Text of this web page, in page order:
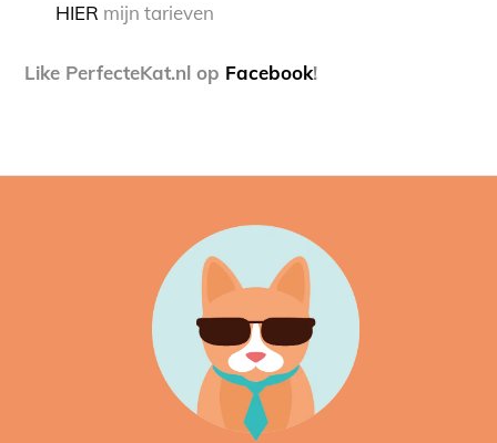
HIER mijn tarieven
Like PerfecteKat.nl op Facebook!